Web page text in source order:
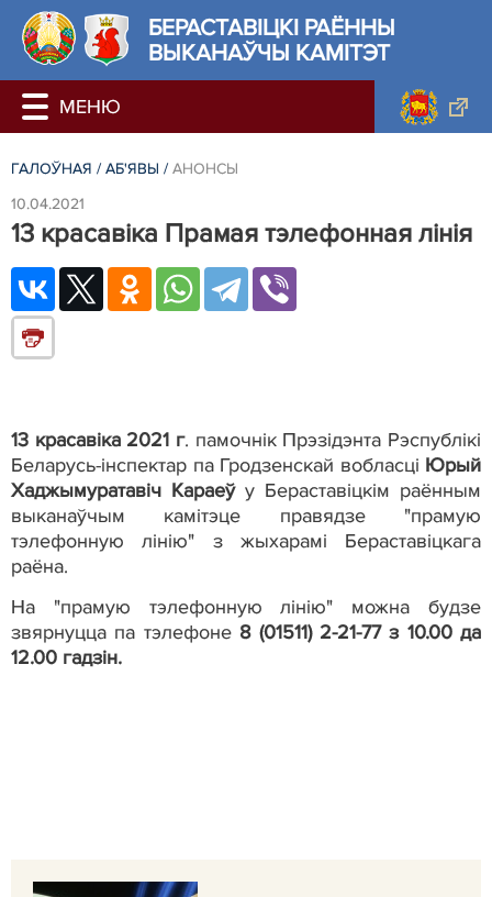
БЕРАСТАВIЦКI РАЁННЫ
ВЫКАНАЎЧЫ КАМІТЭТ
ГАЛОЎНАЯ / АБ'ЯВЫ / АНОНСЫ
10.04.2021
13 красавіка Прамая тэлефонная лінія
13 красавіка 2021 г. памочнік Прэзідэнта Рэспублікі
Беларусь-інспектар па Гродзенскай вобласці Юрый
Хаджымуратавіч Караеўу Бераставіцкім раённым
выканаўчым камітэце правядзе "прамую
тэлефонную лінію" з жыхарамі Бераставіцкага
раёна.
На "прамую тэлефонную лінію" можна будзе
звярнуцца па тэлефоне 8 (01511) 2-21-77 з 10.00 да
12.00 гадзін.